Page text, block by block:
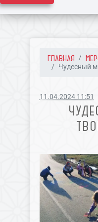
ГЛАВНАЯ
Чудесный
11.04.2024 11:51